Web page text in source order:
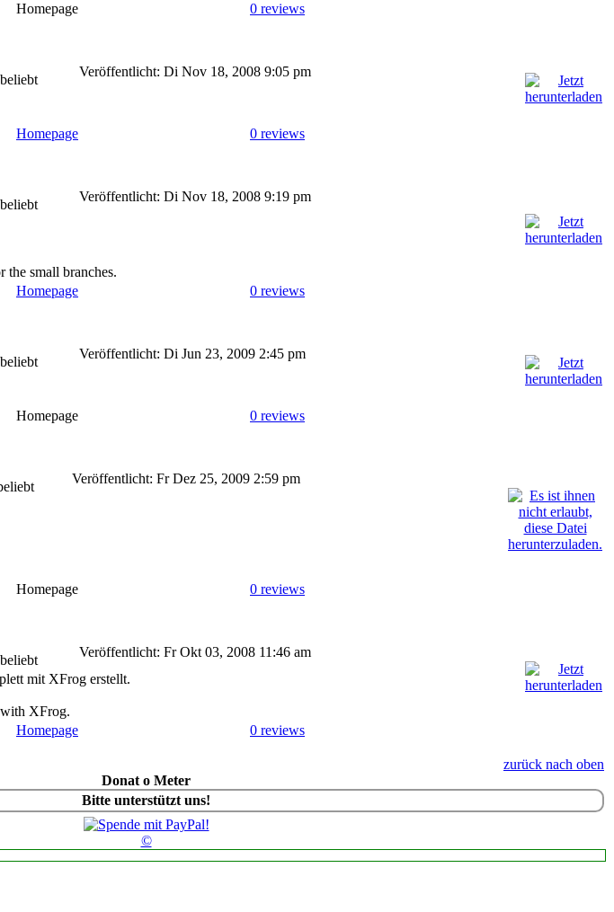
Homepage 0 reviews
Veröffentlicht: Di Nov 18, 2008 9:05 pm
Homepage 0 reviews
Veröffentlicht: Di Nov 18, 2008 9:19 pm
the small branches.
Homepage 0 reviews
Veröffentlicht: Di Jun 23, 2009 2:45 pm
Homepage 0 reviews
Veröffentlicht: Fr Dez 25, 2009 2:59 pm
Homepage 0 reviews
Veröffentlicht: Fr Okt 03, 2008 11:46 am
mit XFrog erstellt.
XFrog.
Homepage 0 reviews
zurück nach oben
Donat o Meter
Bitte unterstützt uns!
©